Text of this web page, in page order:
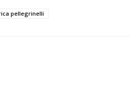
pellegrinelli